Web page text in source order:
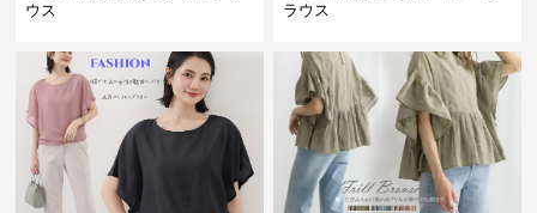
ウス
ラウス